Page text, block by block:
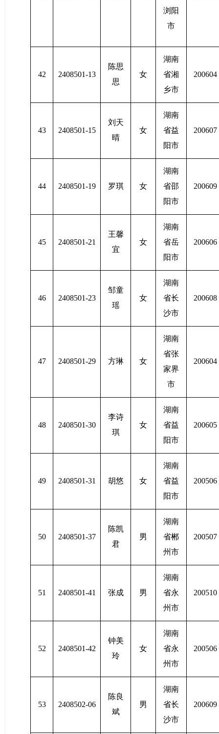
浏阳
市
42 2408501-13
陈思
思
女
湖南
省湘
乡市
200604
43 2408501-15
刘天
晴
女
湖南
省益
阳市
200607
44 2408501-19 罗琪 女
湖南
省邵
阳市
200609
45 2408501-21
王馨
宜
女
湖南
省岳
阳市
200606
46 2408501-23
邹童
瑶
女
湖南
省长
沙市
200608
47 2408501-29 方琳 女
湖南
省张
家界
市
200604
48 2408501-30
李诗
琪
女
湖南
省益
阳市
200605
49 2408501-31 胡悠 女
湖南
省益
阳市
200506
50 2408501-37
陈凯
君
男
湖南
省郴
州市
200507
51 2408501-41 张成 男
湖南
省永
州市
200510
52 2408501-42
钟美
玲
女
湖南
省永
州市
200506
53 2408502-06
陈良
斌
男
湖南
省长
沙市
200609